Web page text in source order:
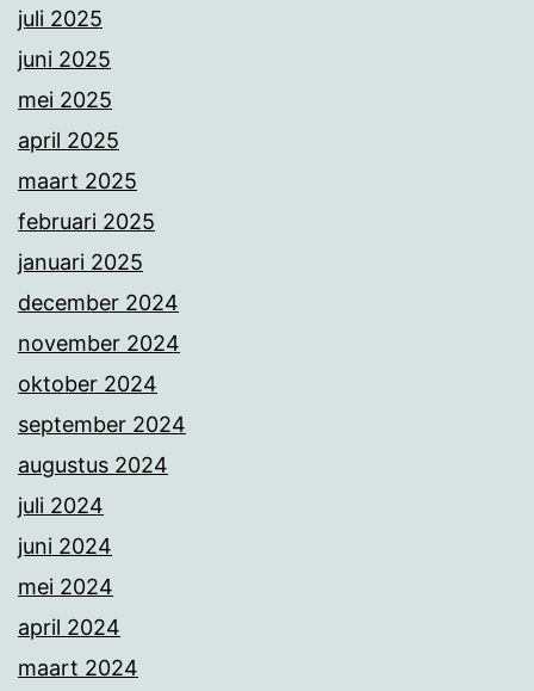
juli 2025
juni 2025
mei 2025
april 2025
maart 2025
februari 2025
januari 2025
december 2024
november 2024
oktober 2024
september 2024
augustus 2024
juli 2024
juni 2024
mei 2024
april 2024
maart 2024